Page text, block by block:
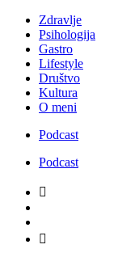
Zdravlje
Psihologija
Gastro
Lifestyle
Društvo
Kultura
O meni
Podcast
Podcast